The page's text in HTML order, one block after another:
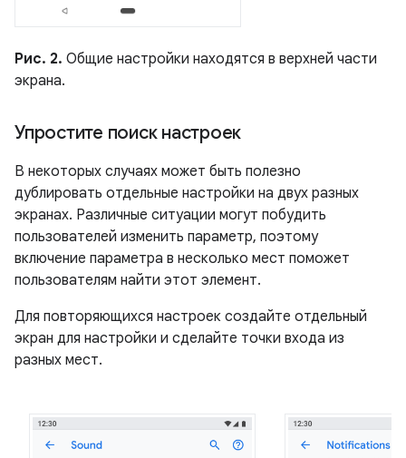
Рис. 2. Общие настройки находятся в верхней части
экрана.
Упростите поиск настроек
В некоторых случаях может быть полезно
дублировать отдельные настройки на двух разных
экранах. Различные ситуации могут побудить
пользователей изменить параметр, поэтому
включение параметра в несколько мест поможет
пользователям найти этот элемент.
Для повторяющихся настроек создайте отдельный
экран для настройки и сделайте точки входа из
разных мест.